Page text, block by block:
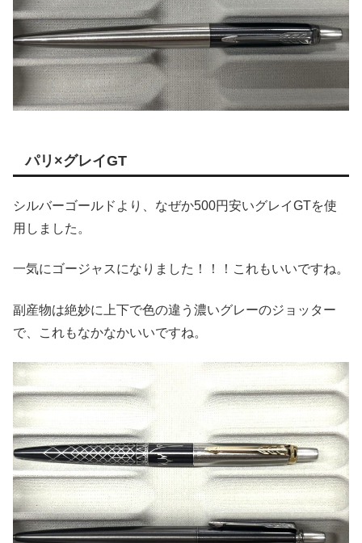
パリ×グレイGT
シルバーゴールドより、なぜか500円安いグレイGTを使
用しました。
一気にゴージャスになりました！！！これもいいですね。
副産物は絶妙に上下で色の違う濃いグレーのジョッター
で、これもなかなかいいですね。